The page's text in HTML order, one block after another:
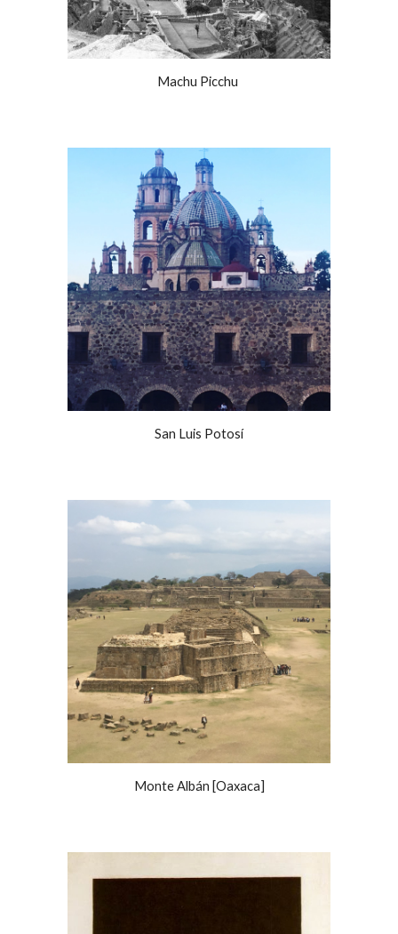
Machu Picchu
San Luis Potosí
Monte Albán [Oaxaca]